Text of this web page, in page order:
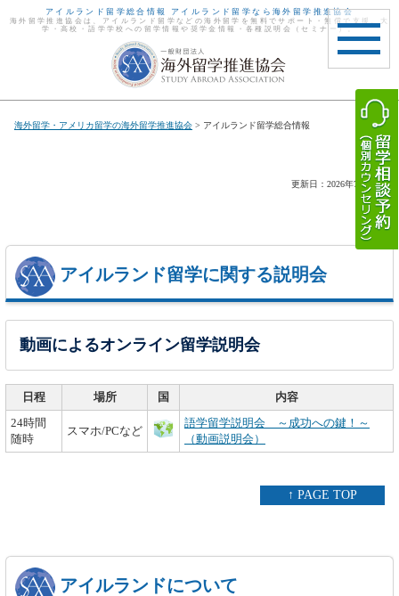
toggle
アイルランド留学総合情報 アイルランド留学なら海外留学推進協会
海外留学推進協会は、アイルランド留学などの海外留学を無料でサポート・無償で支援。大
学・高校・語学学校への留学情報や奨学金情報・各種説明会（セミナー）。
海外留学・アメリカ留学の海外留学推進協会 > アイルランド留学総合情報
更新日：2026年7月27日
アイルランド留学に関する説明会
動画によるオンライン留学説明会
日程 場所 国 内容
24時間
随時
スマホ/PCなど
語学留学説明会 ～成功への鍵！～
（動画説明会）
↑ PAGE TOP
アイルランドについて